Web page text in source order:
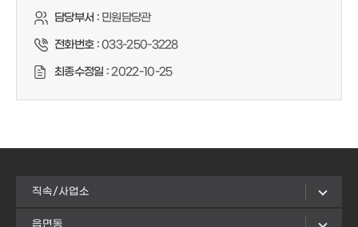
담당부서 :민원담당관
전화번호 :033-250-3228
최종수정일 :2022-10-25
직속/사업소
읍면동